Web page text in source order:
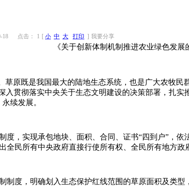
18 点击： 1 [ 小 中 大 打印 ] 我要分享
《关于创新体制机制推进农业绿色发
原既是我国最大的陆地生态系统，也是广大农牧民
入贯彻落实中央关于生态文明建设的决策部署，扎
续发展。
，实现承包地块、面积、合同、证书“四到户”，依
全民所有中央政府直接行使所有权、全民所有地方政
度，明确划入生态保护红线范围的草原面积及类型